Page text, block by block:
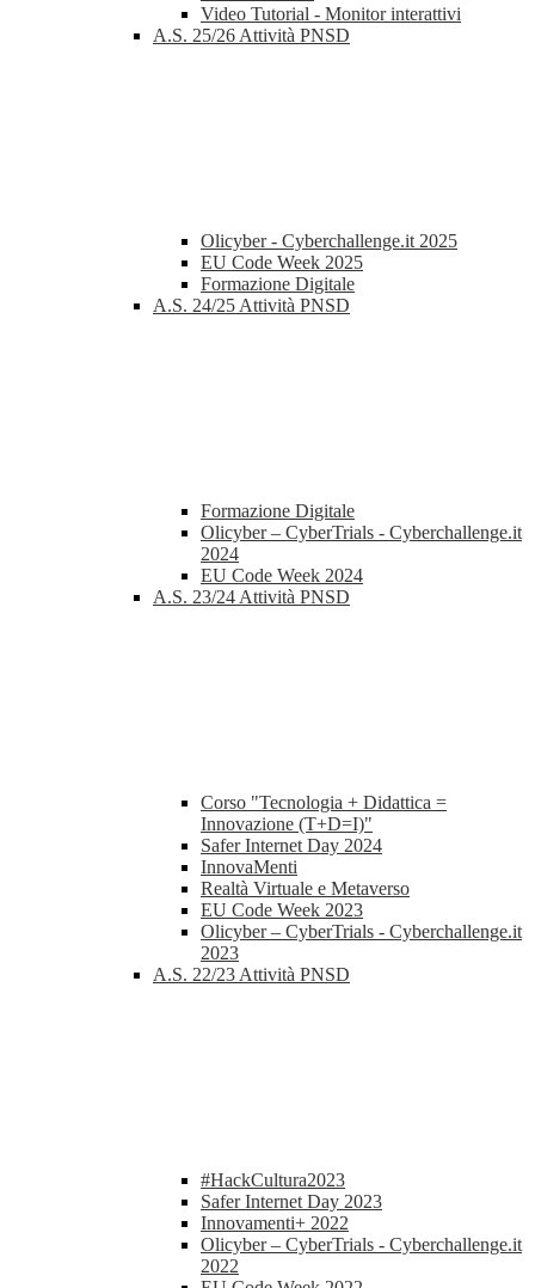
Video Tutorial - Monitor interattivi
A.S. 25/26 Attività PNSD
Olicyber - Cyberchallenge.it 2025
EU Code Week 2025
Formazione Digitale
A.S. 24/25 Attività PNSD
Formazione Digitale
Olicyber – CyberTrials - Cyberchallenge.it
2024
EU Code Week 2024
A.S. 23/24 Attività PNSD
Corso "Tecnologia + Didattica =
Innovazione (T+D=I)"
Safer Internet Day 2024
InnovaMenti
Realtà Virtuale e Metaverso
EU Code Week 2023
Olicyber – CyberTrials - Cyberchallenge.it
2023
A.S. 22/23 Attività PNSD
#HackCultura2023
Safer Internet Day 2023
Innovamenti+ 2022
Olicyber – CyberTrials - Cyberchallenge.it
2022